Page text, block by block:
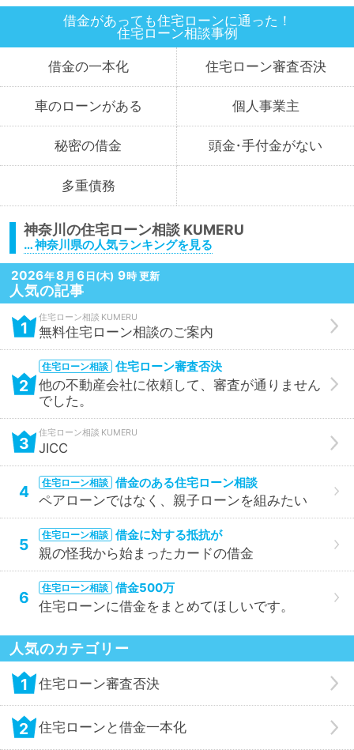
ても審査に通る方法
借金があっても通る
借金があっても
審査に通った方法 審査に通る
審査に通る方
法
組む方法 通った方法 通る 通る方法
借金があっても住宅ローンに通った！
住宅ローン相談事例
借金の一本化 住宅ローン審査否決
車のローンがある 個人事業主
秘密の借金 頭金・ 手付金がない
多重債務
神奈川の住宅ローン相談
… 神奈川県の人気ランキングを見る
2026年8 月 6 日(木) 9時 更新
人気の記事
1
住宅ローン相談
無料住宅ローン相談のご案内
2
住宅ローン相談 住宅ローン審査否決
他の不動産会社に依頼して、審査が通りません
でした。
3
住宅ローン相談
JICC
4 住宅ローン相談 借金のある住宅ローン相談
ペアローンではなく、親子ローンを組みたい
5 住宅ローン相談 借金に対する抵抗が
親の怪我から始まったカードの借金
6 住宅ローン相談 借金500万
住宅ローンに借金をまとめてほしいです。
人気のカテゴリー
1 住宅ローン審査否決
2 住宅ローンと借金一本化